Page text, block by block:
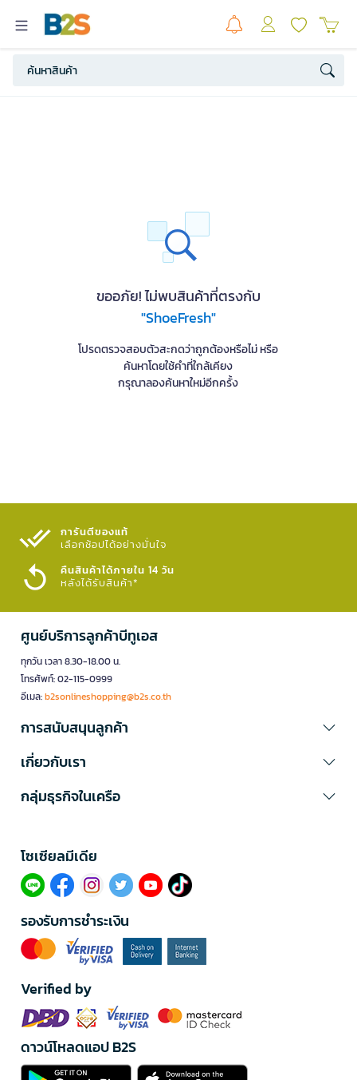
ขออภัย! ไม่พบสินค้าที่ตรงกับ
"ShoeFresh"
โปรดตรวจสอบตัวสะกดว่าถูกต้องหรือไม่ หรือ
ค้นหาโดยใช้คำที่ใกล้เคียง
กรุณาลองค้นหาใหม่อีกครั้ง
การันตีของแท้
เลือกช้อปได้อย่างมั่นใจ​
คืนสินค้าได้ภายใน 14 วัน
หลังได้รับสินค้า*
ศูนย์บริการลูกค้าบีทูเอส
ทุกวัน เวลา 8.30-18.00 น.
โทรศัพท์: 02-115-0999
อีเมล:b2sonlineshopping@b2s.co.th
การสนับสนุนลูกค้า
เกี่ยวกับเรา
กลุ่มธุรกิจในเครือ
โซเซียลมีเดีย​
รองรับการชำระเงิน
Verified by
ดาวน์โหลดแอป B2S